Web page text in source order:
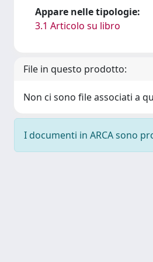
Appare nelle tipologie:
3.1 Articolo su libro
File in questo prodotto:
Non ci sono file associati a
I documenti in ARCA sono